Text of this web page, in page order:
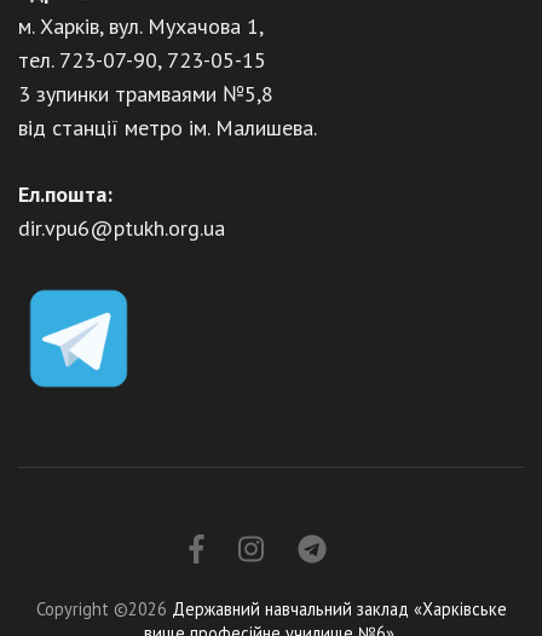
м. Харків, вул. Мухачова 1,
тел. 723-07-90, 723-05-15
3 зупинки трамваями №5,8
від станції метро ім. Малишева.
Ел.пошта:
dir.vpu6@ptukh.org.ua
Copyright ©2026 Державний навчальний заклад «Харківське